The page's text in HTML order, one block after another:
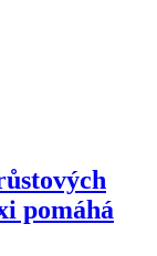
pomáhá